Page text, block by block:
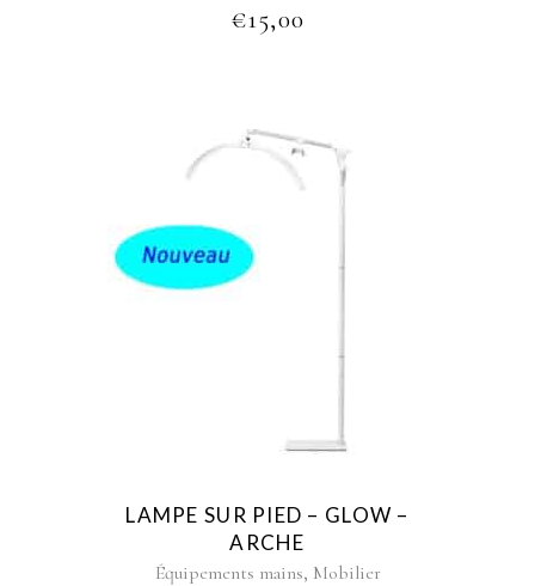
€15,00
LAMPE SUR PIED – GLOW –
ARCHE
Équipements mains, Mobilier